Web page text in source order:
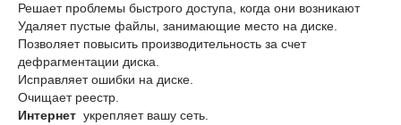
Решает проблемы быстрого доступа, когда они возникают
Удаляет пустые файлы, занимающие место на диске.
Позволяет повысить производительность за счет
дефрагментации диска.
Исправляет ошибки на диске.
Очищает реестр.
Интернет укрепляет вашу сеть.